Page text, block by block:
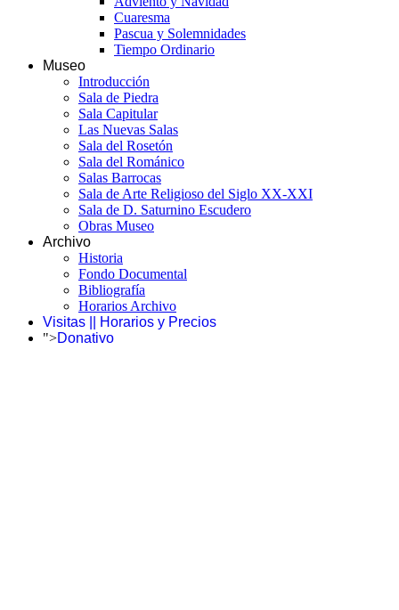
Cuaresma
Pascua y Solemnidades
Tiempo Ordinario
Museo
Introducción
Sala de Piedra
Sala Capitular
Las Nuevas Salas
Sala del Rosetón
Sala del Románico
Salas Barrocas
Sala de Arte Religioso del Siglo XX-XXI
Sala de D. Saturnino Escudero
Obras Museo
Archivo
Historia
Fondo Documental
Bibliografía
Horarios Archivo
Visitas || Horarios y Precios
">Donativo